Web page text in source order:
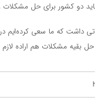
دو کشور برای حل
داشت که ما سعی کرده‌ایم
بقیه مشکلات هم اراده لازم